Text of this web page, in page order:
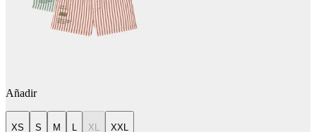
Añadir
XS S M L XL XXL